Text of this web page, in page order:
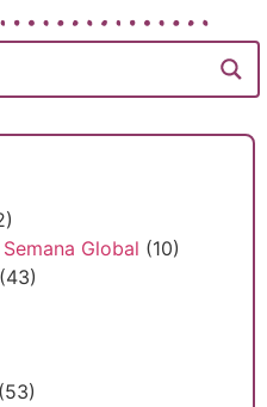
Global (10)
(43)
(53)